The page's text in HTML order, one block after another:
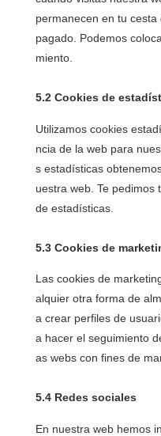
permanecen en tu
pagado. Podemos
miento.
5.2 Cookies de
Utilizamos cookies
ncia de la web para
s estadísticas
uestra web. Te pedimos
de estadísticas.
5.3 Cookies de
Las cookies de
alquier otra forma de
a crear perfiles de
a hacer el seguimiento
as webs con fines de
5.4 Redes sociales
En nuestra web hemos